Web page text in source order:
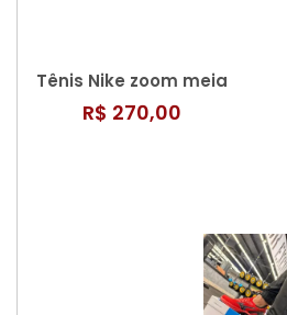
Tênis Nike zoom meia
R$ 270,00